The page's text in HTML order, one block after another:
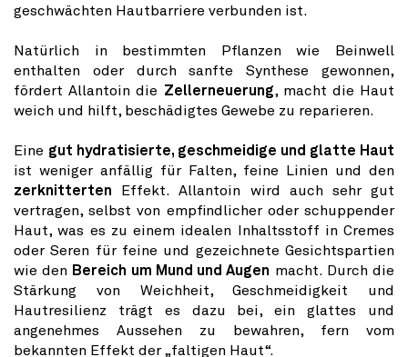
geschwächten Hautbarriere verbunden ist.
Natürlich in bestimmten Pflanzen wie Beinwell
enthalten oder durch sanfte Synthese gewonnen,
fördert Allantoin die Zellerneuerung, macht die Haut
weich und hilft, beschädigtes Gewebe zu reparieren.
Eine gut hydratisierte, geschmeidige und glatte Haut
ist weniger anfällig für Falten, feine Linien und den
zerknitterten Effekt. Allantoin wird auch sehr gut
vertragen, selbst von empfindlicher oder schuppender
Haut, was es zu einem idealen Inhaltsstoff in Cremes
oder Seren für feine und gezeichnete Gesichtspartien
wie den Bereich um Mund und Augen macht. Durch die
Stärkung von Weichheit, Geschmeidigkeit und
Hautresilienz trägt es dazu bei, ein glattes und
angenehmes Aussehen zu bewahren, fern vom
bekannten Effekt der „faltigen Haut“.